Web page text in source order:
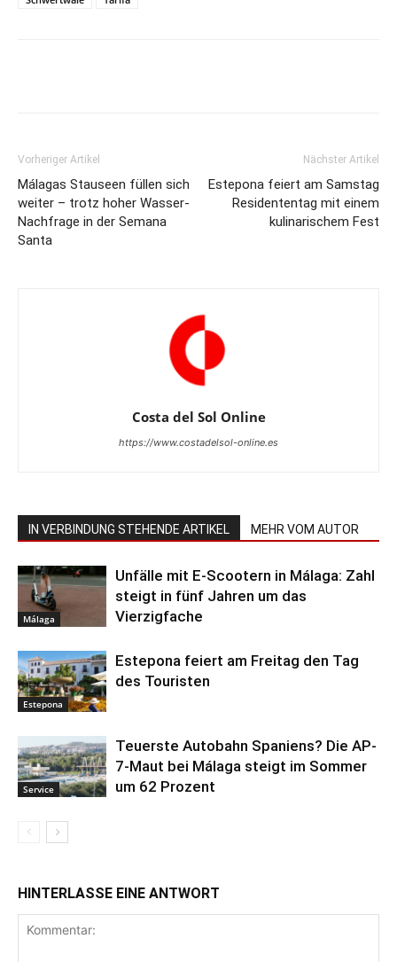
Vorheriger Artikel
Málagas Stauseen füllen sich
weiter – trotz hoher Wasser-
Nachfrage in der Semana
Santa
Nächster Artikel
Estepona feiert am Samstag
Residententag mit einem
kulinarischem Fest
Costa del Sol Online
https://www.costadelsol-online.es
IN VERBINDUNG STEHENDE ARTIKEL MEHR VOM AUTOR
Málaga
Unfälle mit E-Scootern in Málaga: Zahl
steigt in fünf Jahren um das
Vierzigfache
Estepona
Estepona feiert am Freitag den Tag
des Touristen
Service
Teuerste Autobahn Spaniens? Die AP-
7-Maut bei Málaga steigt im Sommer
um 62 Prozent
HINTERLASSE EINE ANTWORT